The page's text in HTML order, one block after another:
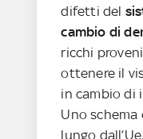
difetti del
cambio di
ricchi
ottenere il
in cambio di
Uno
lungo